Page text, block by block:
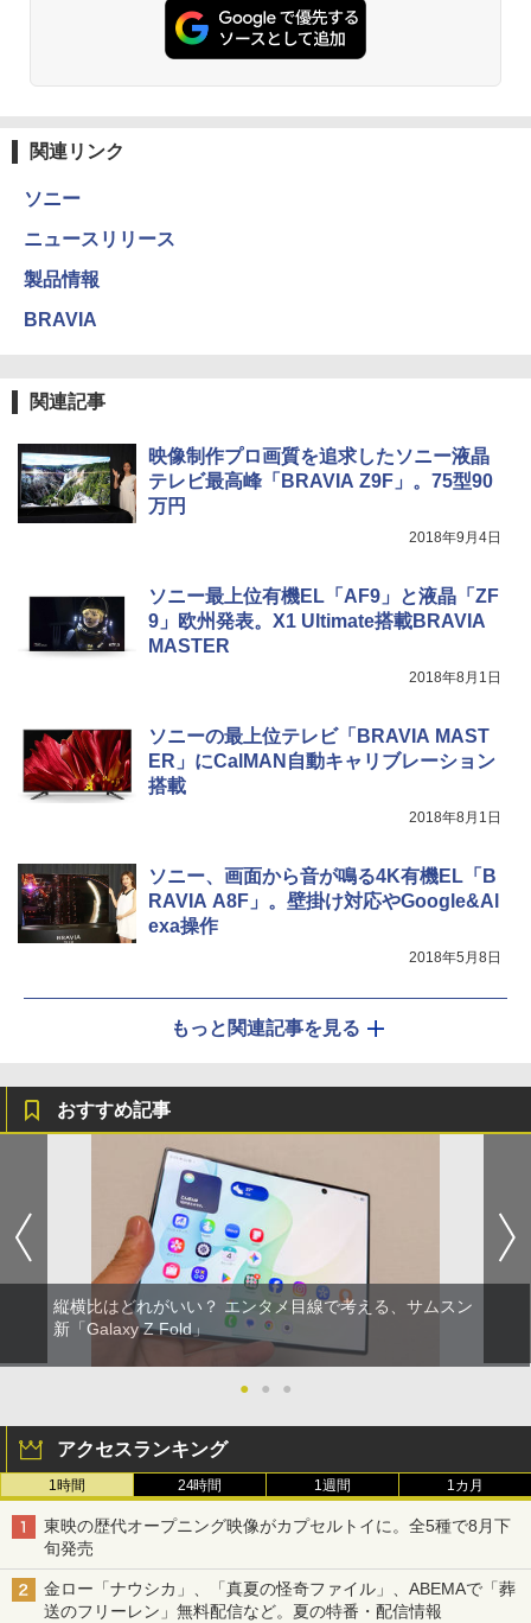
関連リンク
ソニー
ニュースリリース
製品情報
BRAVIA
関連記事
映像制作プロ画質を追求したソニー液晶
テレビ最高峰「BRAVIA Z9F」。75型90
万円
2018年9月4日
ソニー最上位有機EL「AF9」と液晶「ZF
9」欧州発表。X1 Ultimate搭載BRAVIA
MASTER
2018年8月1日
ソニーの最上位テレビ「BRAVIA MAST
ER」にCalMAN自動キャリブレーション
搭載
2018年8月1日
ソニー、画面から音が鳴る4K有機EL「B
RAVIA A8F」。壁掛け対応やGoogle&Al
exa操作
2018年5月8日
もっと関連記事を見る
おすすめ記事
縦横比はどれがいい？ エンタメ目線で考える、サムスン
新「Galaxy Z Fold」
● ● ●
アクセスランキング
1時間 24時間 1週間 1カ月
東映の歴代オープニング映像がカプセルトイに。全5種で8月下
旬発売
金ロー「ナウシカ」、「真夏の怪奇ファイル」、ABEMAで「葬
送のフリーレン」無料配信など。夏の特番・配信情報